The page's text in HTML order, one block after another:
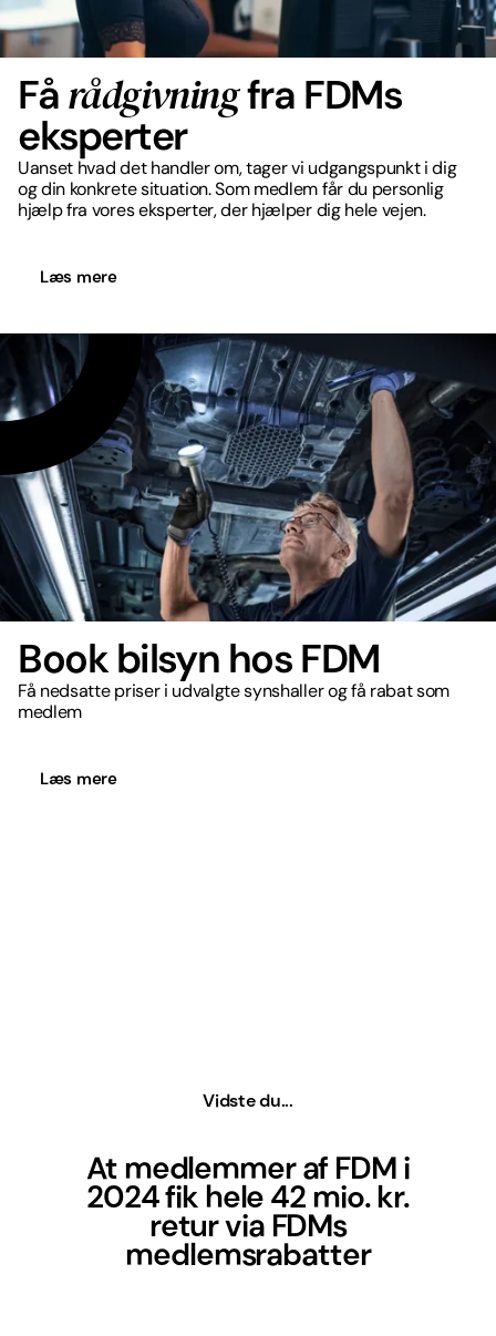
Fårådgivningfra FDMs
eksperter
Uanset hvad det handler om, tager vi udgangspunkt i dig
og din konkrete situation. Som medlem får du personlig
hjælp fra vores eksperter, der hjælper dig hele vejen.
Læs mere
Book bilsyn hos FDM
Få nedsatte priser i udvalgte synshaller og få rabat som
medlem
Læs mere
Vidste du...
At medlemmer af FDM i
2024 fik hele 42 mio. kr.
retur via FDMs
medlemsrabatter